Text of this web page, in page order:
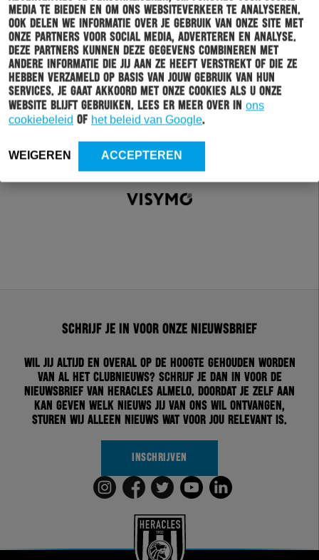
media te bieden en om ons websiteverkeer te analyseren.
Ook delen we informatie over je gebruik van onze site met
onze partners voor social media, adverteren en analyse.
Deze partners kunnen deze gegevens combineren met
andere informatie die jij aan ze heeft verstrekt of die ze
hebben verzameld op basis van jouw gebruik van hun
services. Je gaat akkoord met onze cookies als u onze
website blijft gebruiken. Lees er meer over in ons
cookiebeleid of het beleid van Google.
WEIGEREN ACCEPTEREN
Schrijf je in voor onze nieuwsbrief
Wil jij altijd en overal op de hoogte gehouden worden
van al het clubnieuws? Schrijf je dan in voor de
nieuwsbrief van Heracles Almelo. Doordat je zelf aan
kan geven welk nieuws jij van ons wil ontvangen,
sturen wij alleen nieuws wat voor jou relevant is.
INSCHRIJVEN